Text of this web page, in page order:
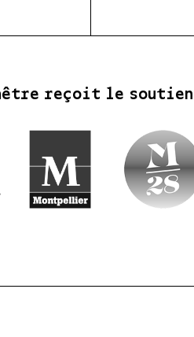
reçoit le soutien